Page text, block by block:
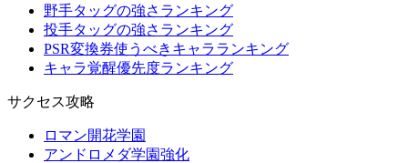
野手タッグの強さランキング
投手タッグの強さランキング
PSR変換券使うべきキャラランキング
キャラ覚醒優先度ランキング
サクセス攻略
ロマン開花学園
アンドロメダ学園強化